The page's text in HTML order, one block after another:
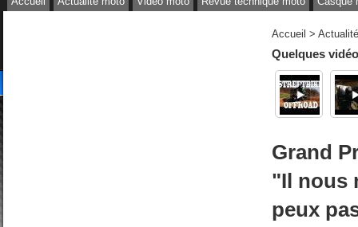
Accueil >
Quelques
Grand
"Il nous
peux